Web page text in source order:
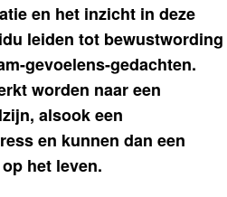
en het inzicht in deze
leiden tot bewustwording
gevoelens-gedachten.
worden naar een
alsook een
en kunnen dan een
het leven.